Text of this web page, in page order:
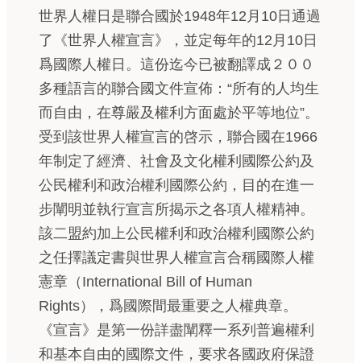
世界人權日是聯合國於1948年12月10日通過
了《世界人權宣言》，並定每年的12月10日
爲國際人權日。這份迄今已被翻譯成２００
多種語言的聯合國文件宣佈：“所有的人均生
而自由，在尊嚴及權利方面處於平等地位”。
受到該世界人權宣言的啓示，聯合國在1966
年制定了經濟、社會及文化權利國際公約及
公民權利和政治權利國際公約，目的在進一
步闡明並執行宣言所揭示之各項人權精神。
該二盟約加上公民權利和政治權利國際公約
之任擇議定書與世界人權宣言合稱國際人權
憲章（International Bill of Human
Rights），爲國際間最重要之人權典章。
《宣言》是第一份詳盡闡釋一系列普遍權利
和基本自由的國際文件，要求各國政府保證